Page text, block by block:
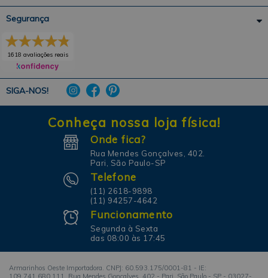
SIGA-NOS!
Segurança
1618 avaliações reais
Conheça nossa loja física!
Onde fica?
Rua Mendes Gonçalves, 402.
Pari, São Paulo-SP
Telefone
(11) 2618-9898
(11) 94257-4642
Funcionamento
Segunda à Sexta
das 08:00 às 17:45
Armarinhos Oeste Importadora. CNPJ: 60.593.175/0001-81 - IE:
109.741.680.111. Rua Mendes Gonçalves, 402 - Pari. São Paulo - SP - 03027-